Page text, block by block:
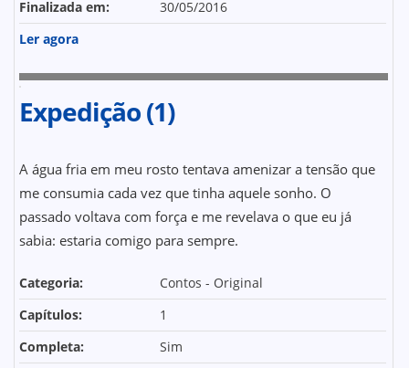
Finalizada em:
30/05/2016
Ler agora
Expedição (1)
A água fria em meu rosto tentava amenizar a tensão que
me consumia cada vez que tinha aquele sonho. O
passado voltava com força e me revelava o que eu já
sabia: estaria comigo para sempre.
Categoria:
Contos - Original
Capítulos:
1
Completa:
Sim